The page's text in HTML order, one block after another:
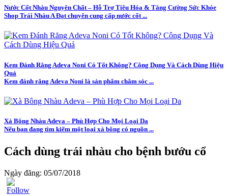
Nước Cốt Nhàu Nguyên Chất – Hỗ Trợ Tiêu Hóa & Tăng Cường Sức Khỏe
Shop Trái Nhàu A Đạt chuyên cung cấp nước cốt ...
Kem Đánh Răng Adeva Noni Có Tốt Không? Công Dụng Và Cách Dùng Hiệu
Quả
Kem đánh răng Adeva Noni là sản phẩm chăm sóc ...
Xà Bông Nhàu Adeva – Phù Hợp Cho Mọi Loại Da
Nếu bạn đang tìm kiếm một loại xà bông có nguồn ...
Cách dùng trái nhàu cho bệnh bướu cổ
Ngày đăng: 05/07/2018